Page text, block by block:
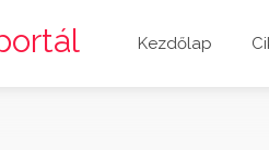
Kezdőlap